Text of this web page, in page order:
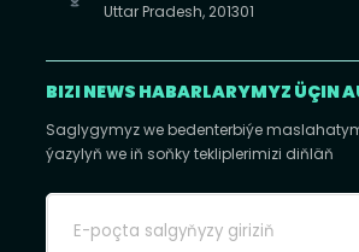
Uttar Pradesh, 201301
BIZI NEWS HABARLARYMYZ ÜÇIN
Saglygymyz we bedenterbiýe
ýazylyň we iň soňky tekliplerimizi diňläň